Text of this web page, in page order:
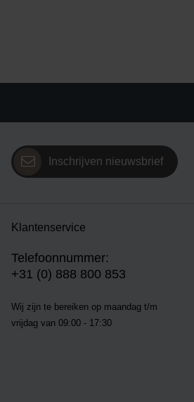
Inschrijven nieuwsbrief
Klantenservice
Telefoonnummer:
+31 (0) 888 800 853
Wij zijn te bereiken op maandag t/m
vrijdag van 09:00 - 17:30